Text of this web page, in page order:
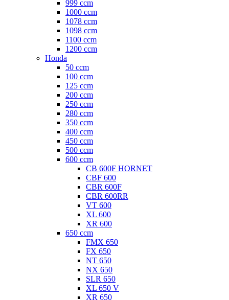
999 ccm
1000 ccm
1078 ccm
1098 ccm
1100 ccm
1200 ccm
Honda
50 ccm
100 ccm
125 ccm
200 ccm
250 ccm
280 ccm
350 ccm
400 ccm
450 ccm
500 ccm
600 ccm
CB 600F HORNET
CBF 600
CBR 600F
CBR 600RR
VT 600
XL 600
XR 600
650 ccm
FMX 650
FX 650
NT 650
NX 650
SLR 650
XL 650 V
XR 650